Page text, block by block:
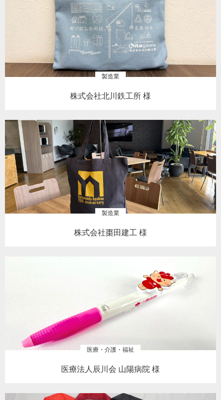
製造業
株式会社北川鉄工所 様
製造業
株式会社棗田建工 様
医療・介護・福祉
医療法人辰川会 山陽病院 様